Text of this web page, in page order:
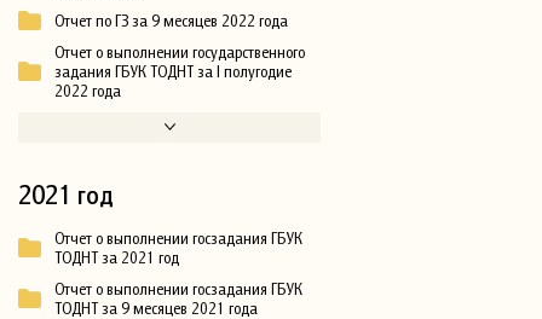
Отчет по ГЗ за 9 месяцев 2022 года
Отчет о выполнении государственного
задания ГБУК ТОДНТ за I полугодие
2022 года
2021 год
Отчет о выполнении госзадания ГБУК
ТОДНТ за 2021 год
Отчет о выполнении госзадания ГБУК
ТОДНТ за 9 месяцев 2021 года